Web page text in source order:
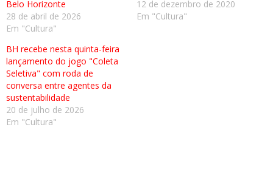
Belo Horizonte
28 de abril de 2026
Em "Cultura"
12 de dezembro de 2020
Em "Cultura"
BH recebe nesta quinta-feira
lançamento do jogo "Coleta
Seletiva" com roda de
conversa entre agentes da
sustentabilidade
20 de julho de 2026
Em "Cultura"